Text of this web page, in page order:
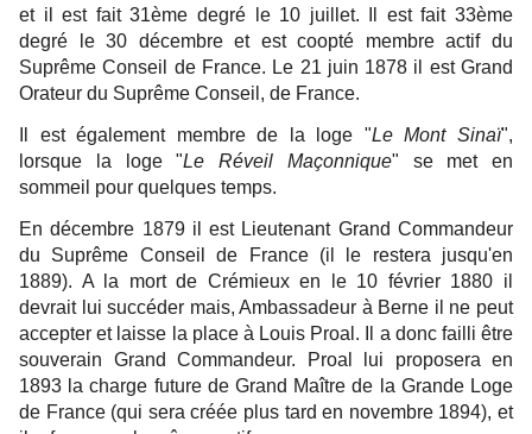
et il est fait 31ème degré le 10 juillet. Il est fait 33ème
degré le 30 décembre et est coopté membre actif du
Suprême Conseil de France. Le 21 juin 1878 il est Grand
Orateur du Suprême Conseil, de France.
Il est également membre de la loge "Le Mont Sinaï",
lorsque la loge "Le Réveil Maçonnique" se met en
sommeil pour quelques temps.
En décembre 1879 il est Lieutenant Grand Commandeur
du Suprême Conseil de France (il le restera jusqu'en
1889). A la mort de Crémieux en le 10 février 1880 il
devrait lui succéder mais, Ambassadeur à Berne il ne peut
accepter et laisse la place à Louis Proal. Il a donc failli être
souverain Grand Commandeur. Proal lui proposera en
1893 la charge future de Grand Maître de la Grande Loge
de France (qui sera créée plus tard en novembre 1894), et